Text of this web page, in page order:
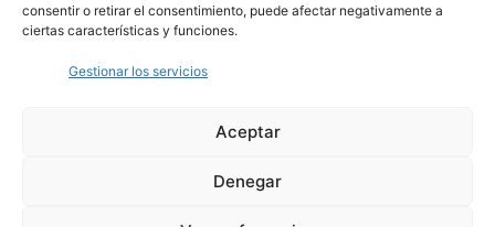
consentir o retirar el consentimiento, puede afectar negativamente a
ciertas características y funciones.
Gestionar los servicios
Aceptar
Denegar